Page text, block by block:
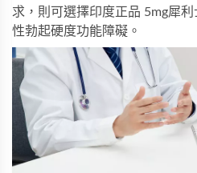
求，則可選擇印度正品 5mg犀利
性勃起硬度功能障礙。